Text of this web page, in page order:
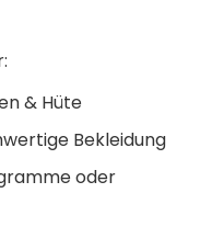
& Hüte
Bekleidung
oder